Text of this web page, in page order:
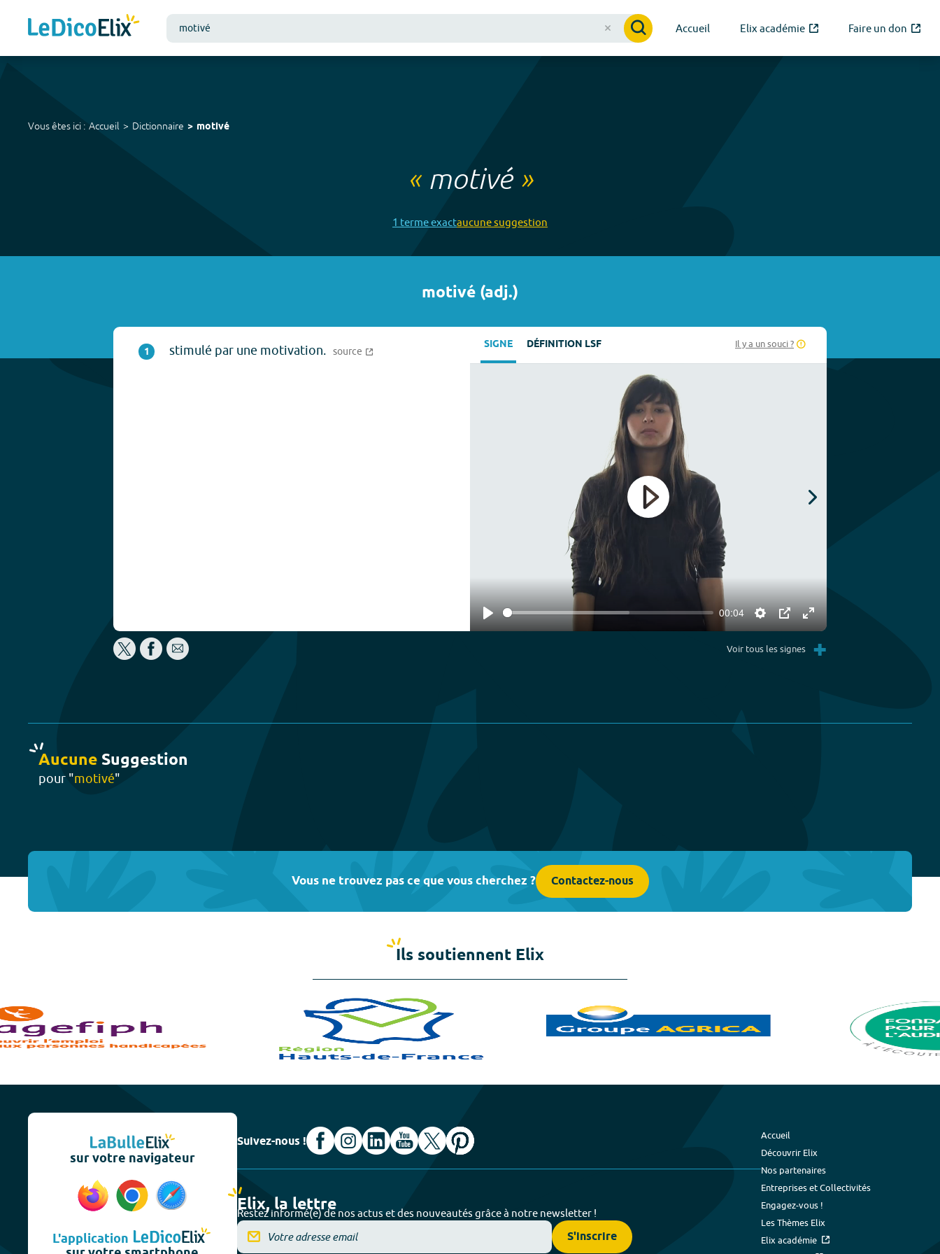
Accueil Elix académie Faire un don
Vous êtes ici : Accueil Dictionnaire motivé
« motivé»
1 termeexactaucunesuggestion
motivé (adj.)
1 stimulé par une motivation. source SIGNE DÉFINITION LSF Il y a un souci ?
Play
00:04
Settings
PIP Enter
fullscreen
Play
Voir tous les signes +
Aucune Suggestion
pour "motivé"
Vous ne trouvez pas ce que vous cherchez ? Contactez-nous
Ils soutiennent Elix
sur votre navigateur
L'application
Suivez-nous !
Elix, la lettre
Restez informé(e) de nos actus et des nouveautés grâce à notre newsletter !
S'inscrire
Accueil
Découvrir Elix
Nos partenaires
Entreprises et Collectivités
Engagez-vous !
Les Thèmes Elix
Elix académie